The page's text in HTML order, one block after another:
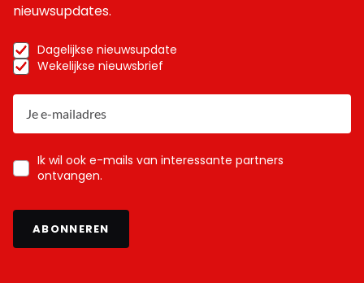
nieuwsupdates.
Dagelijkse nieuwsupdate
Wekelijkse nieuwsbrief
Ik wil ook e-mails van interessante partners
ontvangen.
ABONNEREN